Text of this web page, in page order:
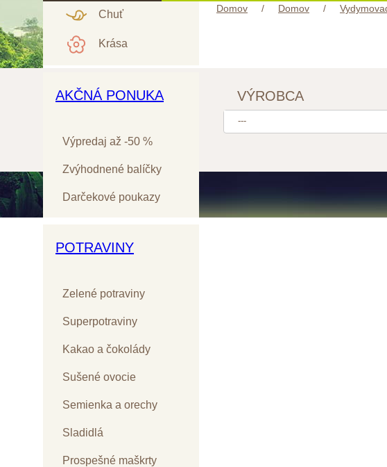
Chuť
Krása
AKČNÁ PONUKA
Výpredaj až -50 %
Zvýhodnené balíčky
Darčekové poukazy
POTRAVINY
Zelené potraviny
Superpotraviny
Kakao a čokolády
Sušené ovocie
Semienka a orechy
Sladidlá
Prospešné maškrty
Domov / Domov /
VÝROBCA
---